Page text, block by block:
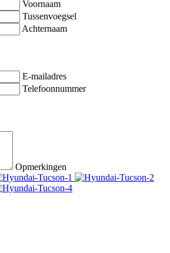
Voornaam
Tussenvoegsel
Achternaam
E-mailadres
Telefoonnummer
Opmerkingen